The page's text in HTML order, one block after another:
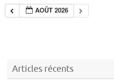
AOÛT 2026
Articles récents